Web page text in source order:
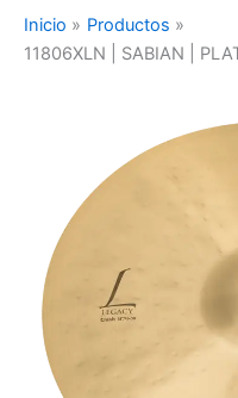
Inicio
Productos
11806XLN | SABIAN |
PLATILLO
LEGACY
CRASH
18"
cantidad